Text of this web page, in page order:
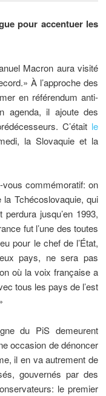
pour accentuer les
Macron aura visité
À l’approche des
en référendum anti-
agenda, il ajoute des
C’était le
la Slovaquie et la
commémoratif: on
Tchécoslovaquie, qui
jusqu’en 1993,
fut l’une des toutes
pour le chef de l’État,
pays, ne sera pas
où la voix française a
tous les pays de l’est
du PiS demeurent
occasion de dénoncer
il en va autrement de
gouvernés par des
le premier